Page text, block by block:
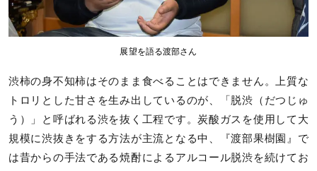
展望を語る渡部さん
渋柿の身不知柿はそのまま食べることはできません。上質な
トロリとした甘さを生み出しているのが、「脱渋（だつじゅ
う）」と呼ばれる渋を抜く工程です。炭酸ガスを使用して大
規模に渋抜きをする方法が主流となる中、『渡部果樹園』で
は昔からの手法である焼酎によるアルコール脱渋を続けてお